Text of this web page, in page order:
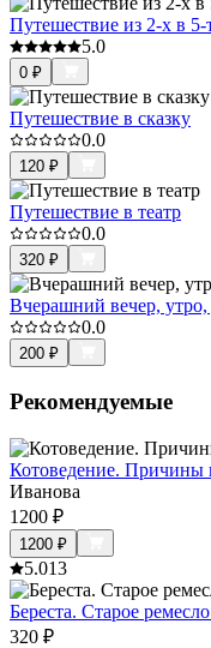
Путешествие из 2-х в 5-
5.0
0 ₽
Путешествие в сказку
0.0
120 ₽
Путешествие в театр
0.0
320 ₽
Вчерашний вечер, утро,
0.0
200 ₽
Рекомендуемые
Котоведение. Причины
Иванова
1200 ₽
1200 ₽
5.013
Береста. Старое
320 ₽